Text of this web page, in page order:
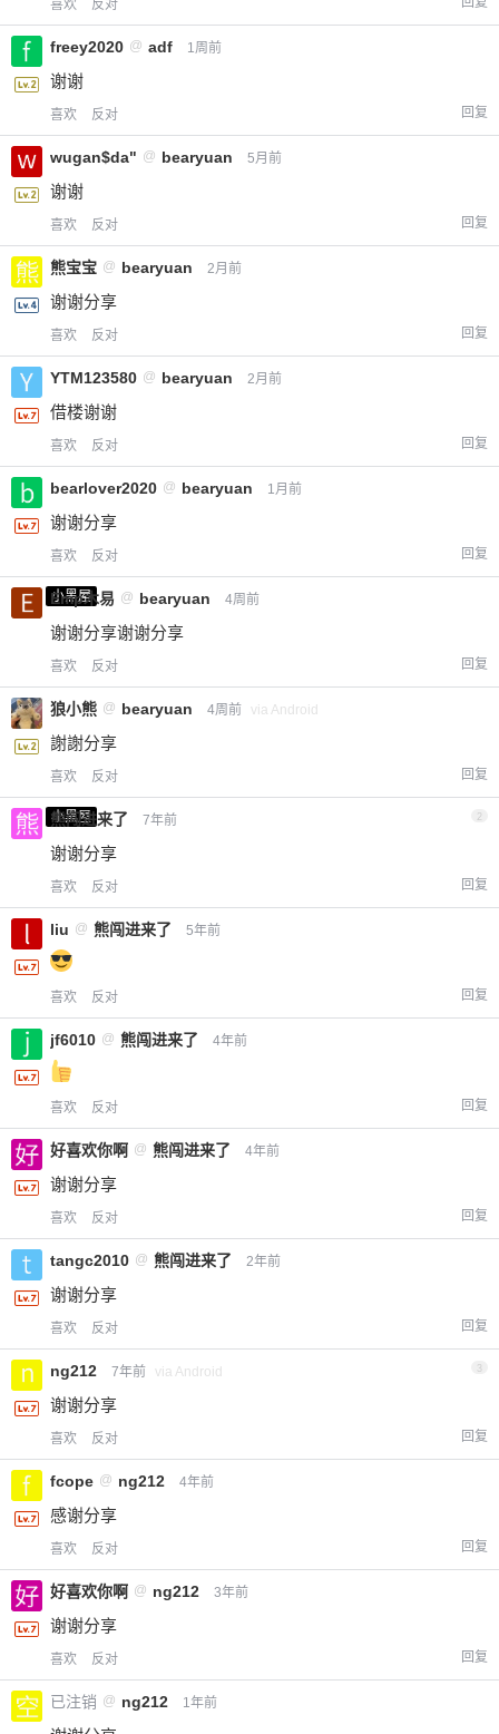
喜欢 反对
freey2020 @ adf 1周前
谢谢
喜欢 反对 回复
wugan$da" @ bearyuan 5月前
谢谢
喜欢 反对 回复
熊宝宝 @ bearyuan 2月前
谢谢分享
喜欢 反对 回复
YTM123580 @ bearyuan 2月前
借楼谢谢
喜欢 反对 回复
bearlover2020 @ bearyuan 1月前
谢谢分享
喜欢 反对 回复
小黑屋
Emp木易 @ bearyuan 4周前
谢谢分享谢谢分享
喜欢 反对 回复
狼小熊 @ bearyuan 4周前 via Android
謝謝分享
喜欢 反对 回复
小黑屋
熊闯进来了 7年前 2
谢谢分享
喜欢 反对 回复
liu @ 熊闯进来了 5年前
喜欢 反对 回复
jf6010 @ 熊闯进来了 4年前
喜欢 反对 回复
好喜欢你啊 @ 熊闯进来了 4年前
谢谢分享
喜欢 反对 回复
tangc2010 @ 熊闯进来了 2年前
谢谢分享
喜欢 反对 回复
ng212 7年前 via Android 3
谢谢分享
喜欢 反对 回复
fcope @ ng212 4年前
感谢分享
喜欢 反对 回复
好喜欢你啊 @ ng212 3年前
谢谢分享
喜欢 反对 回复
已注销 @ ng212 1年前